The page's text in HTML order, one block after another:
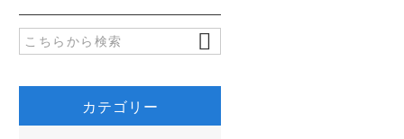
カテゴリー